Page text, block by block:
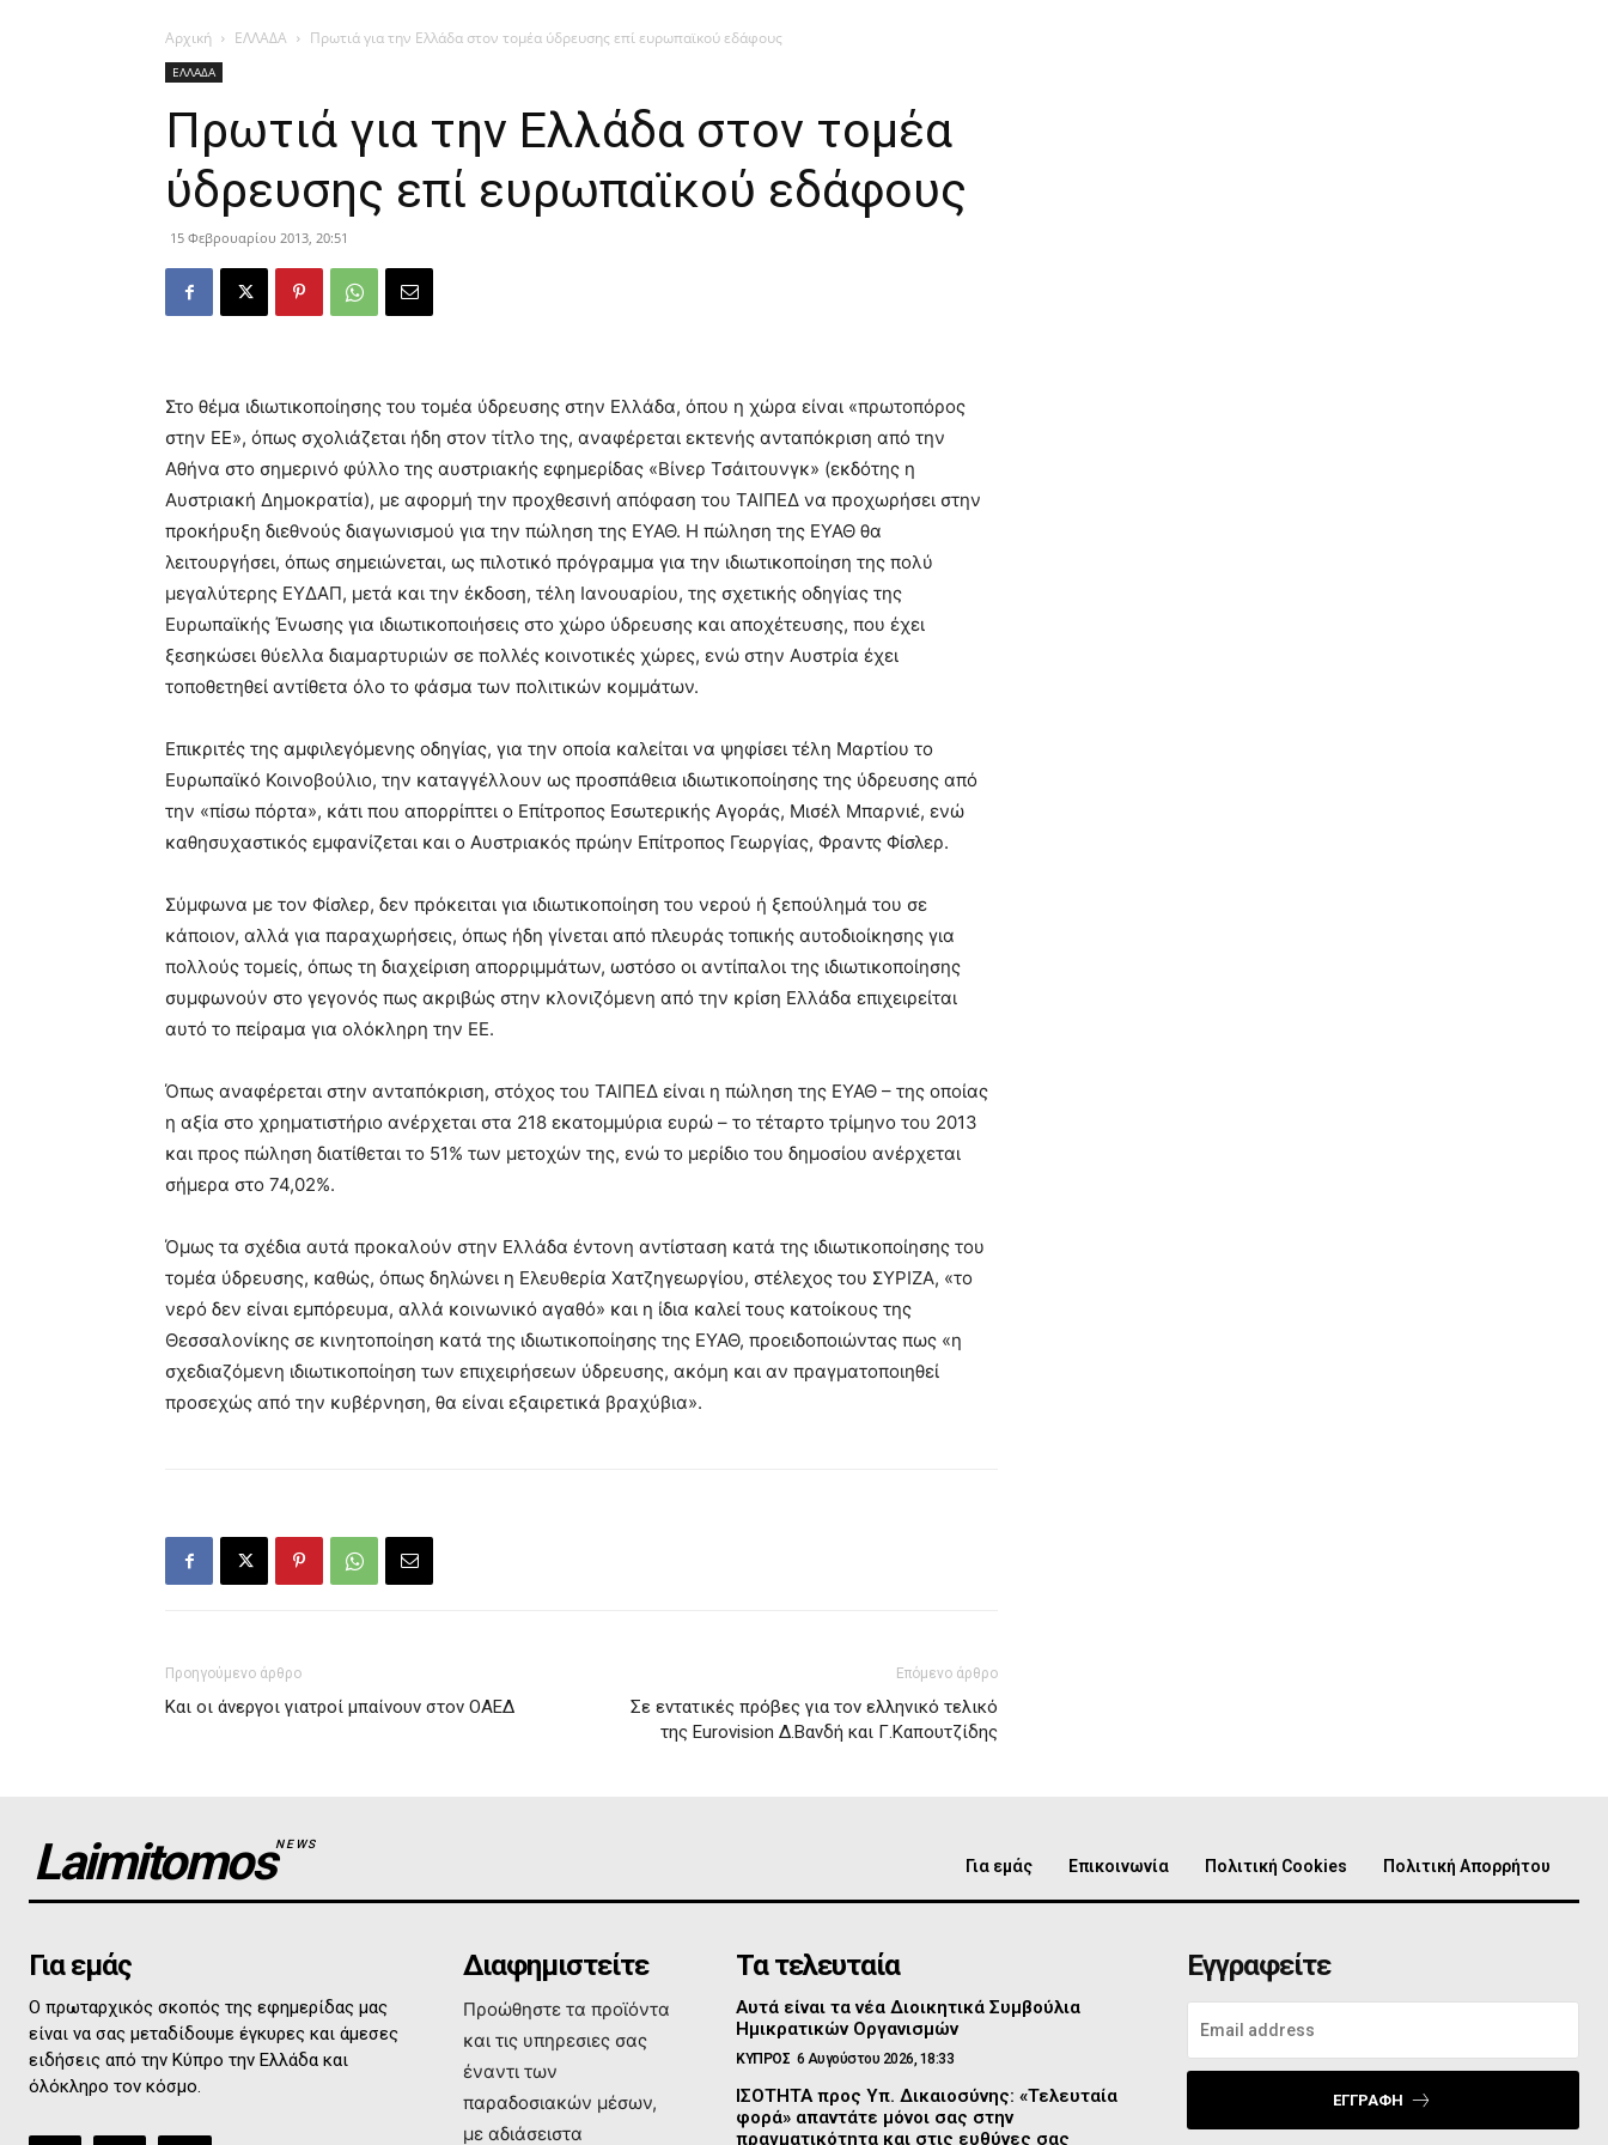
Αρχική ΕΛΛΑΔΑ Πρωτιά για την Ελλάδα στον τομέα ύδρευσης επί ευρωπαϊκού εδάφους
ΕΛΛΑΔΑ
Πρωτιά για την Ελλάδα στον τομέα
ύδρευσης επί ευρωπαϊκού εδάφους
15 Φεβρουαρίου 2013, 20:51
Στο θέμα ιδιωτικοποίησης του τομέα ύδρευσης στην Ελλάδα, όπου η χώρα είναι «πρωτοπόρος
στην ΕΕ», όπως σχολιάζεται ήδη στον τίτλο της, αναφέρεται εκτενής ανταπόκριση από την
Αθήνα στο σημερινό φύλλο της αυστριακής εφημερίδας «Βίνερ Τσάιτουνγκ» (εκδότης η
Αυστριακή Δημοκρατία), με αφορμή την προχθεσινή απόφαση του ΤΑΙΠΕΔ να προχωρήσει στην
προκήρυξη διεθνούς διαγωνισμού για την πώληση της ΕΥΑΘ. Η πώληση της ΕΥΑΘ θα
λειτουργήσει, όπως σημειώνεται, ως πιλοτικό πρόγραμμα για την ιδιωτικοποίηση της πολύ
μεγαλύτερης ΕΥΔΑΠ, μετά και την έκδοση, τέλη Ιανουαρίου, της σχετικής οδηγίας της
Ευρωπαϊκής Ένωσης για ιδιωτικοποιήσεις στο χώρο ύδρευσης και αποχέτευσης, που έχει
ξεσηκώσει θύελλα διαμαρτυριών σε πολλές κοινοτικές χώρες, ενώ στην Αυστρία έχει
τοποθετηθεί αντίθετα όλο το φάσμα των πολιτικών κομμάτων.
Επικριτές της αμφιλεγόμενης οδηγίας, για την οποία καλείται να ψηφίσει τέλη Μαρτίου το
Ευρωπαϊκό Κοινοβούλιο, την καταγγέλλουν ως προσπάθεια ιδιωτικοποίησης της ύδρευσης από
την «πίσω πόρτα», κάτι που απορρίπτει ο Επίτροπος Εσωτερικής Αγοράς, Μισέλ Μπαρνιέ, ενώ
καθησυχαστικός εμφανίζεται και ο Αυστριακός πρώην Επίτροπος Γεωργίας, Φραντς Φίσλερ.
Σύμφωνα με τον Φίσλερ, δεν πρόκειται για ιδιωτικοποίηση του νερού ή ξεπούλημά του σε
κάποιον, αλλά για παραχωρήσεις, όπως ήδη γίνεται από πλευράς τοπικής αυτοδιοίκησης για
πολλούς τομείς, όπως τη διαχείριση απορριμμάτων, ωστόσο οι αντίπαλοι της ιδιωτικοποίησης
συμφωνούν στο γεγονός πως ακριβώς στην κλονιζόμενη από την κρίση Ελλάδα επιχειρείται
αυτό το πείραμα για ολόκληρη την ΕΕ.
Όπως αναφέρεται στην ανταπόκριση, στόχος του ΤΑΙΠΕΔ είναι η πώληση της ΕΥΑΘ – της οποίας
η αξία στο χρηματιστήριο ανέρχεται στα 218 εκατομμύρια ευρώ – το τέταρτο τρίμηνο του 2013
και προς πώληση διατίθεται το 51% των μετοχών της, ενώ το μερίδιο του δημοσίου ανέρχεται
σήμερα στο 74,02%.
Όμως τα σχέδια αυτά προκαλούν στην Ελλάδα έντονη αντίσταση κατά της ιδιωτικοποίησης του
τομέα ύδρευσης, καθώς, όπως δηλώνει η Ελευθερία Χατζηγεωργίου, στέλεχος του ΣΥΡΙΖΑ, «το
νερό δεν είναι εμπόρευμα, αλλά κοινωνικό αγαθό» και η ίδια καλεί τους κατοίκους της
Θεσσαλονίκης σε κινητοποίηση κατά της ιδιωτικοποίησης της ΕΥΑΘ, προειδοποιώντας πως «η
σχεδιαζόμενη ιδιωτικοποίηση των επιχειρήσεων ύδρευσης, ακόμη και αν πραγματοποιηθεί
προσεχώς από την κυβέρνηση, θα είναι εξαιρετικά βραχύβια».
Προηγούμενο άρθρο
Και οι άνεργοι γιατροί μπαίνουν στον ΟΑΕΔ
Επόμενο άρθρο
Σε εντατικές πρόβες για τον ελληνικό τελικό
της Eurovision Δ.Βανδή και Γ.Καπουτζίδης
LaimitomosNEWS
Για εμάς Επικοινωνία Πολιτική Cookies Πολιτική Απορρήτου
Για εμάς
Ο πρωταρχικός σκοπός της εφημερίδας μας
είναι να σας μεταδίδουμε έγκυρες και άμεσες
ειδήσεις από την Κύπρο την Ελλάδα και
όλόκληρο τον κόσμο.
Διαφημιστείτε
Προώθηστε τα προϊόντα
και τις υπηρεσιες σας
έναντι των
παραδοσιακών μέσων,
με αδιάσειστα
Τα τελευταία
Αυτά είναι τα νέα Διοικητικά Συμβούλια
Ημικρατικών Οργανισμών
ΚΥΠΡΟΣ 6 Αυγούστου 2026, 18:33
ΙΣΟΤΗΤΑ προς Υπ. Δικαιοσύνης: «Τελευταία
φορά» απαντάτε μόνοι σας στην
πραγματικότητα και στις ευθύνες σας
Εγγραφείτε
ΕΓΓΡΑΦΉ